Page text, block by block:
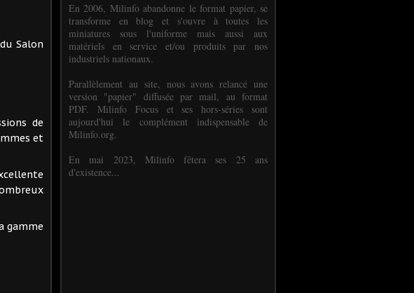
Salon
de
et
gamme
En 2006, Milinfo abandonne le format papier, se
transforme en blog et s'ouvre à toutes les
miniatures sous l'uniforme mais aussi aux
matériels en service et/ou produits par nos
industriels nationaux.
Parallèlement au site, nous avons relancé une
version "papier" diffusée par mail, au format
PDF. Milinfo Focus et ses hors-séries sont
aujourd'hui le complément indispensable de
Milinfo.org.
En mai 2023, Milinfo fêtera ses 25 ans
d'existence...